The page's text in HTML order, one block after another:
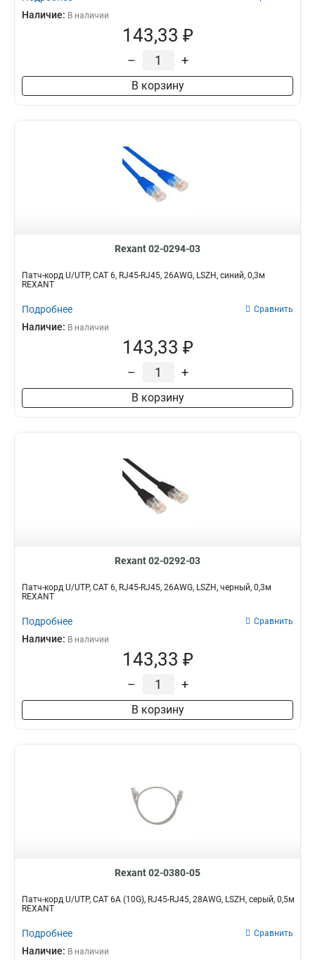
Наличие: В наличии
143,33 ₽
– +
В корзину
Rexant 02-0294-03
Патч-корд U/UTP, CAT 6, RJ45-RJ45, 26AWG, LSZH, синий, 0,3м
REXANT
Подробнее Сравнить
Наличие: В наличии
143,33 ₽
– +
В корзину
Rexant 02-0292-03
Патч-корд U/UTP, CAT 6, RJ45-RJ45, 26AWG, LSZH, черный, 0,3м
REXANT
Подробнее Сравнить
Наличие: В наличии
143,33 ₽
– +
В корзину
Rexant 02-0380-05
Патч-корд U/UTP, CAT 6A (10G), RJ45-RJ45, 28AWG, LSZH, серый, 0,5м
REXANT
Подробнее Сравнить
Наличие: В наличии